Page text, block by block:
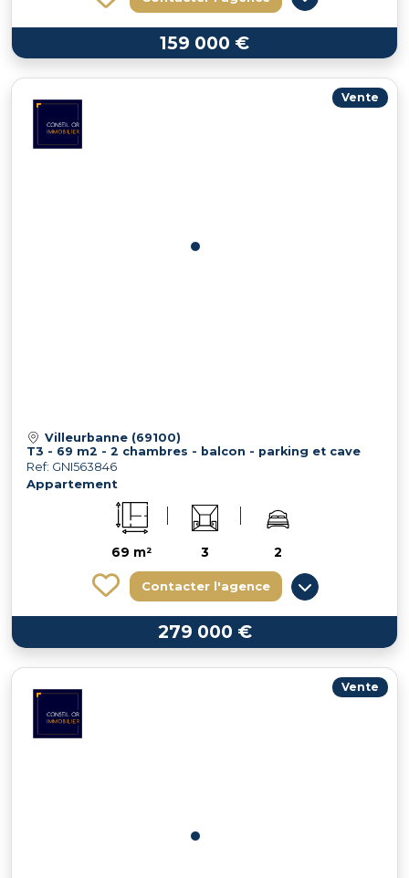
159 000 €
Vente
Villeurbanne (69100)
T3 - 69 m2 - 2 chambres - balcon - parking et cave
Ref: GNI563846
Appartement
69 m² 3 2
Contacter l'agence
279 000 €
Vente